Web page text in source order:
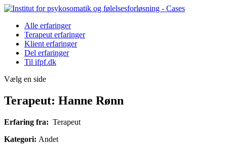
Alle erfaringer
Terapeut erfaringer
Klient erfaringer
Del erfaringer
Til ifpf.dk
Vælg en side
Terapeut: Hanne Rønn
Erfaring fra: Terapeut
Kategori: Andet